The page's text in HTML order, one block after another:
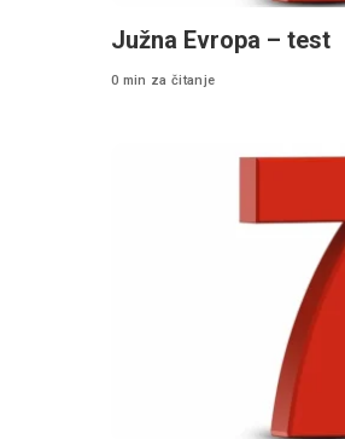
Južna Evropa – test
0 min za čitanje